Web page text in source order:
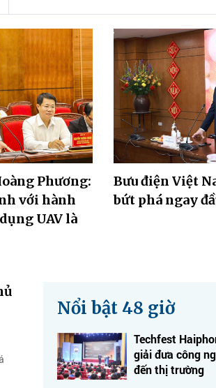
Phương:
với hành
UAV là
Bưu điện Việt
bứt phá ngay
Nổi bật 48 giờ
Techfest
giải đưa công
đến thị trường